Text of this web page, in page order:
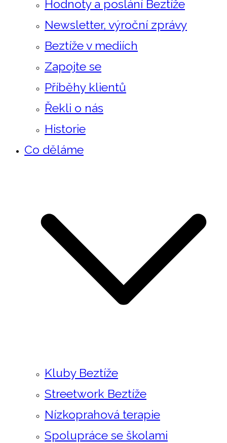
Hodnoty a poslání Beztíže
Newsletter, výroční zprávy
Beztíže v mediích
Zapojte se
Příběhy klientů
Řekli o nás
Historie
Co děláme
Kluby Beztíže
Streetwork Beztíže
Nízkoprahová terapie
Spolupráce se školami